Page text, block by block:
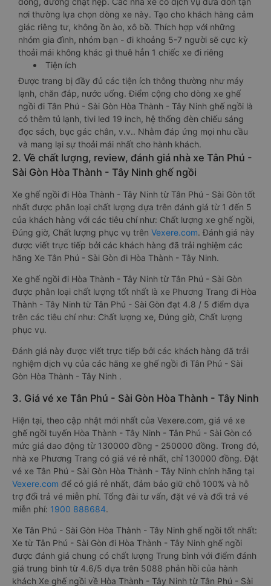
nơi thường lựa chọn dòng xe này. Tạo cho khách hàng cảm
giác riêng tư, không ồn ào, xô bồ. Thích hợp với những
nhóm gia đình, nhóm bạn - đi khoảng 5-7 người sẽ cực kỳ
thoải mái không khác gì thuê hẳn 1 chiếc xe đi riêng
Tiện ích
Được trang bị đầy đủ các tiện ích thông thường như máy
lạnh, chăn đắp, nước uống. Điểm cộng cho dòng xe ghế
ngồi đi Tân Phú - Sài Gòn Hòa Thành - Tây Ninh ghế ngồi là
có thêm tủ lạnh, tivi led 19 inch, hệ thống đèn chiếu sáng
đọc sách, bục gác chân, v.v.. Nhằm đáp ứng mọi nhu cầu
và mang lại sự thoải mái nhất cho hành khách.
2. Về chất lượng, review, đánh giá nhà xe Tân Phú -
Sài Gòn Hòa Thành - Tây Ninh ghế ngồi
Xe ghế ngồi đi Hòa Thành - Tây Ninh từ Tân Phú - Sài Gòn tốt
nhất được phân loại chất lượng dựa trên đánh giá từ 1 đến 5
của khách hàng với các tiêu chí như: Chất lượng xe ghế ngồi,
Đúng giờ, Chất lượng phục vụ trên Vexere.com. Đánh giá này
được viết trực tiếp bởi các khách hàng đã trải nghiệm các
hãng Xe Tân Phú - Sài Gòn đi Hòa Thành - Tây Ninh.
Xe ghế ngồi đi Hòa Thành - Tây Ninh từ Tân Phú - Sài Gòn
được phân loại chất lượng tốt nhất là xe Phương Trang đi Hòa
Thành - Tây Ninh từ Tân Phú - Sài Gòn đạt 4.8 / 5 điểm dựa
trên các tiêu chí như: Chất lượng xe, Đúng giờ, Chất lượng
phục vụ.
Đánh giá này được viết trực tiếp bởi các khách hàng đã trải
nghiệm dịch vụ của các hãng xe ghế ngồi đi Tân Phú - Sài
Gòn Hòa Thành - Tây Ninh .
3. Giá vé xe Tân Phú - Sài Gòn Hòa Thành - Tây Ninh
Hiện tại, theo cập nhật mới nhất của Vexere.com, giá vé xe
ghế ngồi tuyến Hòa Thành - Tây Ninh - Tân Phú - Sài Gòn có
mức giá dao động từ 130000 đồng - 250000 đồng. Trong đó,
nhà xe Phương Trang có giá vé rẻ nhất, chỉ 130000 đồng. Đặt
vé xe Tân Phú - Sài Gòn Hòa Thành - Tây Ninh chính hãng tại
Vexere.com để có giá rẻ nhất, đảm bảo giữ chỗ 100% và hỗ
trợ đổi trả vé miễn phí. Tổng đài tư vấn, đặt vé và đổi trả vé
miễn phí: 1900 888684.
Xe Tân Phú - Sài Gòn Hòa Thành - Tây Ninh ghế ngồi tốt nhất:
Xe từ Tân Phú - Sài Gòn đi Hòa Thành - Tây Ninh ghế ngồi
được đánh giá chung có chất lượng Trung bình với điểm đánh
giá trung bình từ 4.6/5 dựa trên 5088 phản hồi của hành
khách Xe ghế ngồi về Hòa Thành - Tây Ninh từ Tân Phú - Sài